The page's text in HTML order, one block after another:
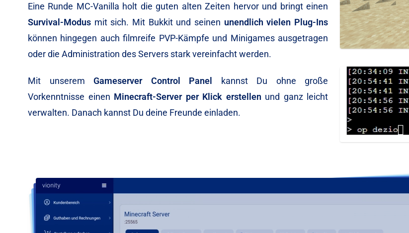
Eine Runde MC-Vanilla holt die guten alten Zeiten hervor und bringt einen
Survival-Modus mit sich. Mit Bukkit und seinen unendlich vielen Plug-Ins
können hingegen auch filmreife PVP-Kämpfe und Minigames ausgetragen
oder die Administration des Servers stark vereinfacht werden.
Mit unserem Gameserver Control Panel
kannst Du ohne große
Vorkenntnisse einen Minecraft-Server per Klick erstellen und ganz leicht
verwalten. Danach kannst Du deine Freunde einladen.